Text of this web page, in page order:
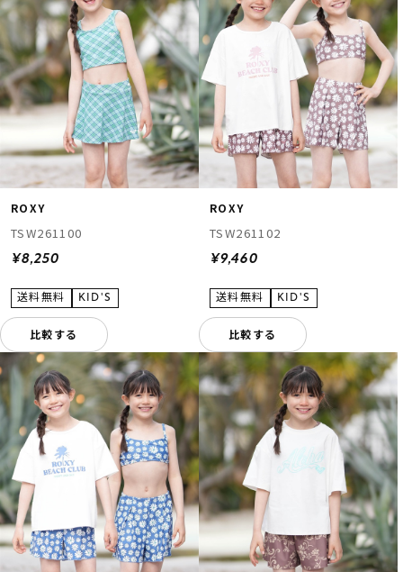
ROXY
TSW261100
¥8,250
比較する
ROXY
TSW261102
¥9,460
比較する